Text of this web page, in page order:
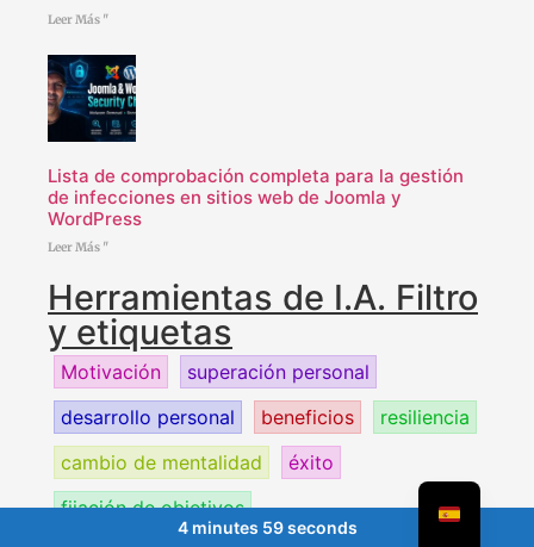
Leer Más "
Lista de comprobación completa para la gestión
de infecciones en sitios web de Joomla y
WordPress
Leer Más "
Herramientas de I.A. Filtro
y etiquetas
Motivación
superación personal
desarrollo personal
beneficios
resiliencia
cambio de mentalidad
éxito
fijación de objetivos
4 minutes 59 seconds